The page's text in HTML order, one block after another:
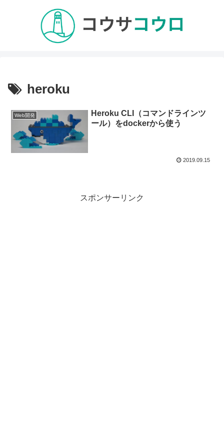
heroku
Web開発
Heroku CLI（コマンドラインツ
ール）をdockerから使う
2019.09.15
スポンサーリンク